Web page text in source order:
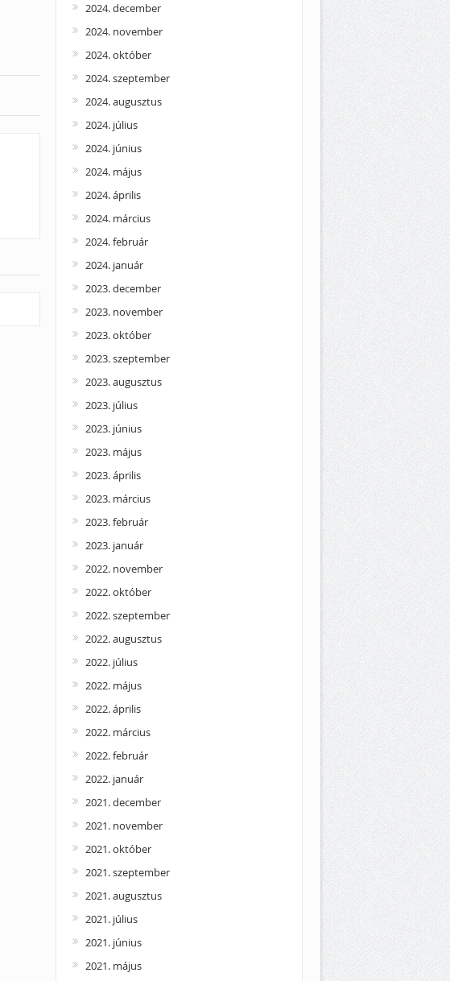
2024. december
2024. november
2024. október
2024. szeptember
2024. augusztus
2024. július
2024. június
2024. május
2024. április
2024. március
2024. február
2024. január
2023. december
2023. november
2023. október
2023. szeptember
2023. augusztus
2023. július
2023. június
2023. május
2023. április
2023. március
2023. február
2023. január
2022. november
2022. október
2022. szeptember
2022. augusztus
2022. július
2022. május
2022. április
2022. március
2022. február
2022. január
2021. december
2021. november
2021. október
2021. szeptember
2021. augusztus
2021. július
2021. június
2021. május